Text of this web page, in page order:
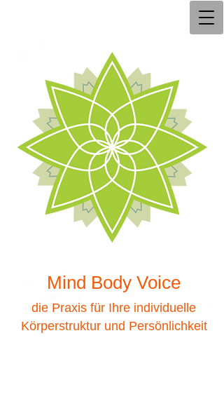
Mind Body Voice
die Praxis für Ihre individuelle
Körperstruktur und Persönlichkeit